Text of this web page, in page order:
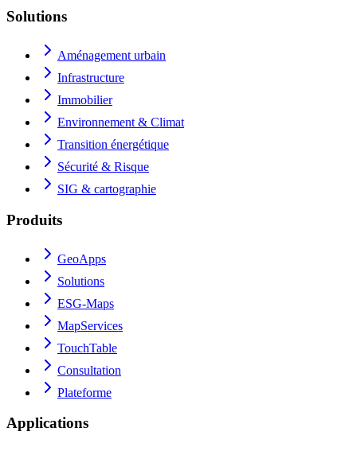
Solutions
Aménagement urbain
Infrastructure
Immobilier
Environnement & Climat
Transition énergétique
Sécurité & Risque
SIG & cartographie
Produits
GeoApps
Solutions
ESG-Maps
MapServices
TouchTable
Consultation
Plateforme
Applications